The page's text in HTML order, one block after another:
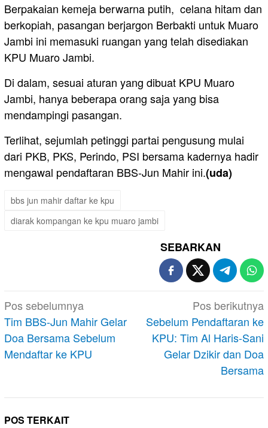
Berpakaian kemeja berwarna putih, celana hitam dan
berkopiah, pasangan berjargon Berbakti untuk Muaro
Jambi ini memasuki ruangan yang telah disediakan
KPU Muaro Jambi.
Di dalam, sesuai aturan yang dibuat KPU Muaro
Jambi, hanya beberapa orang saja yang bisa
mendampingi pasangan.
Terlihat, sejumlah petinggi partai pengusung mulai
dari PKB, PKS, Perindo, PSI bersama kadernya hadir
mengawal pendaftaran BBS-Jun Mahir ini.(uda)
bbs jun mahir daftar ke kpu
diarak kompangan ke kpu muaro jambi
SEBARKAN
Navigasi
pos
Pos sebelumnya
Tim BBS-Jun Mahir Gelar
Doa Bersama Sebelum
Mendaftar ke KPU
Pos berikutnya
Sebelum Pendaftaran ke
KPU: Tim Al Haris-Sani
Gelar Dzikir dan Doa
Bersama
POS TERKAIT